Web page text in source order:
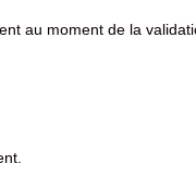
au moment de la